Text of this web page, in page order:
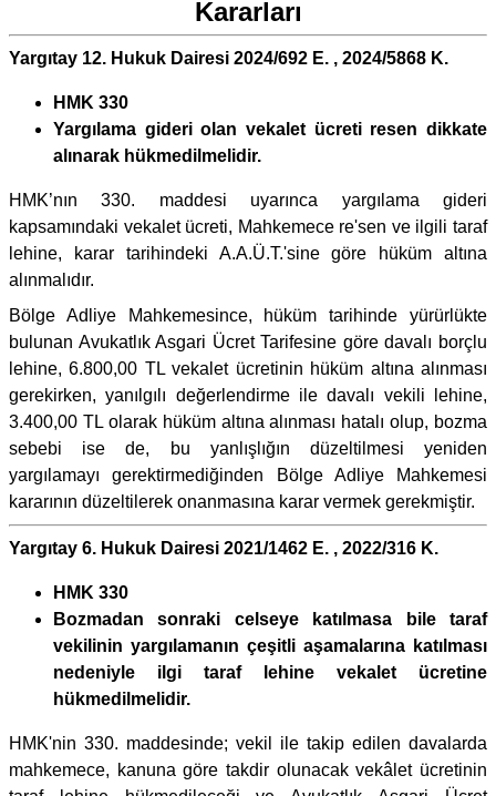
Kararları
Yargıtay 12. Hukuk Dairesi 2024/692 E. , 2024/5868 K.
HMK 330
Yargılama gideri olan vekalet ücreti resen dikkate
alınarak hükmedilmelidir.
HMK’nın 330. maddesi uyarınca yargılama gideri
kapsamındaki vekalet ücreti, Mahkemece re'sen ve ilgili taraf
lehine, karar tarihindeki A.A.Ü.T.'sine göre hüküm altına
alınmalıdır.
Bölge Adliye Mahkemesince, hüküm tarihinde yürürlükte
bulunan Avukatlık Asgari Ücret Tarifesine göre davalı borçlu
lehine, 6.800,00 TL vekalet ücretinin hüküm altına alınması
gerekirken, yanılgılı değerlendirme ile davalı vekili lehine,
3.400,00 TL olarak hüküm altına alınması hatalı olup, bozma
sebebi ise de, bu yanlışlığın düzeltilmesi yeniden
yargılamayı gerektirmediğinden Bölge Adliye Mahkemesi
kararının düzeltilerek onanmasına karar vermek gerekmiştir.
Yargıtay 6. Hukuk Dairesi 2021/1462 E. , 2022/316 K.
HMK 330
Bozmadan sonraki celseye katılmasa bile taraf
vekilinin yargılamanın çeşitli aşamalarına katılması
nedeniyle ilgi taraf lehine vekalet ücretine
hükmedilmelidir.
HMK'nin 330. maddesinde; vekil ile takip edilen davalarda
mahkemece, kanuna göre takdir olunacak vekâlet ücretinin